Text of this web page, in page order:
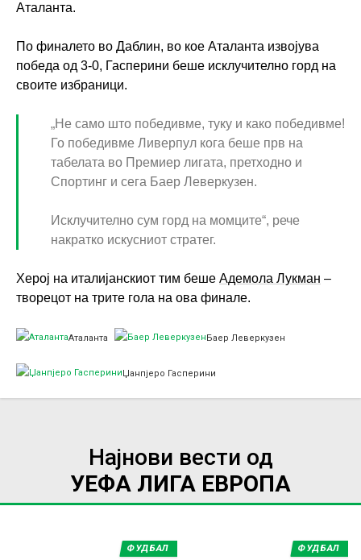
Аталанта.
По финалето во Даблин, во кое Аталанта извојува
победа од 3-0, Гасперини беше исклучително горд на
своите избраници.
„Не само што победивме, туку и како победивме!
Го победивме Ливерпул кога беше прв на
табелата во Премиер лигата, претходно и
Спортинг и сега Баер Леверкузен.
Исклучително сум горд на момците“, рече
накратко искусниот стратег.
Херој на италијанскиот тим беше Адемола Лукман –
творецот на трите гола на ова финале.
Аталанта Баер Леверкузен
Џанпјеро Гасперини
Најнови вести од
УЕФА ЛИГА ЕВРОПА
ФУДБАЛ ФУДБАЛ